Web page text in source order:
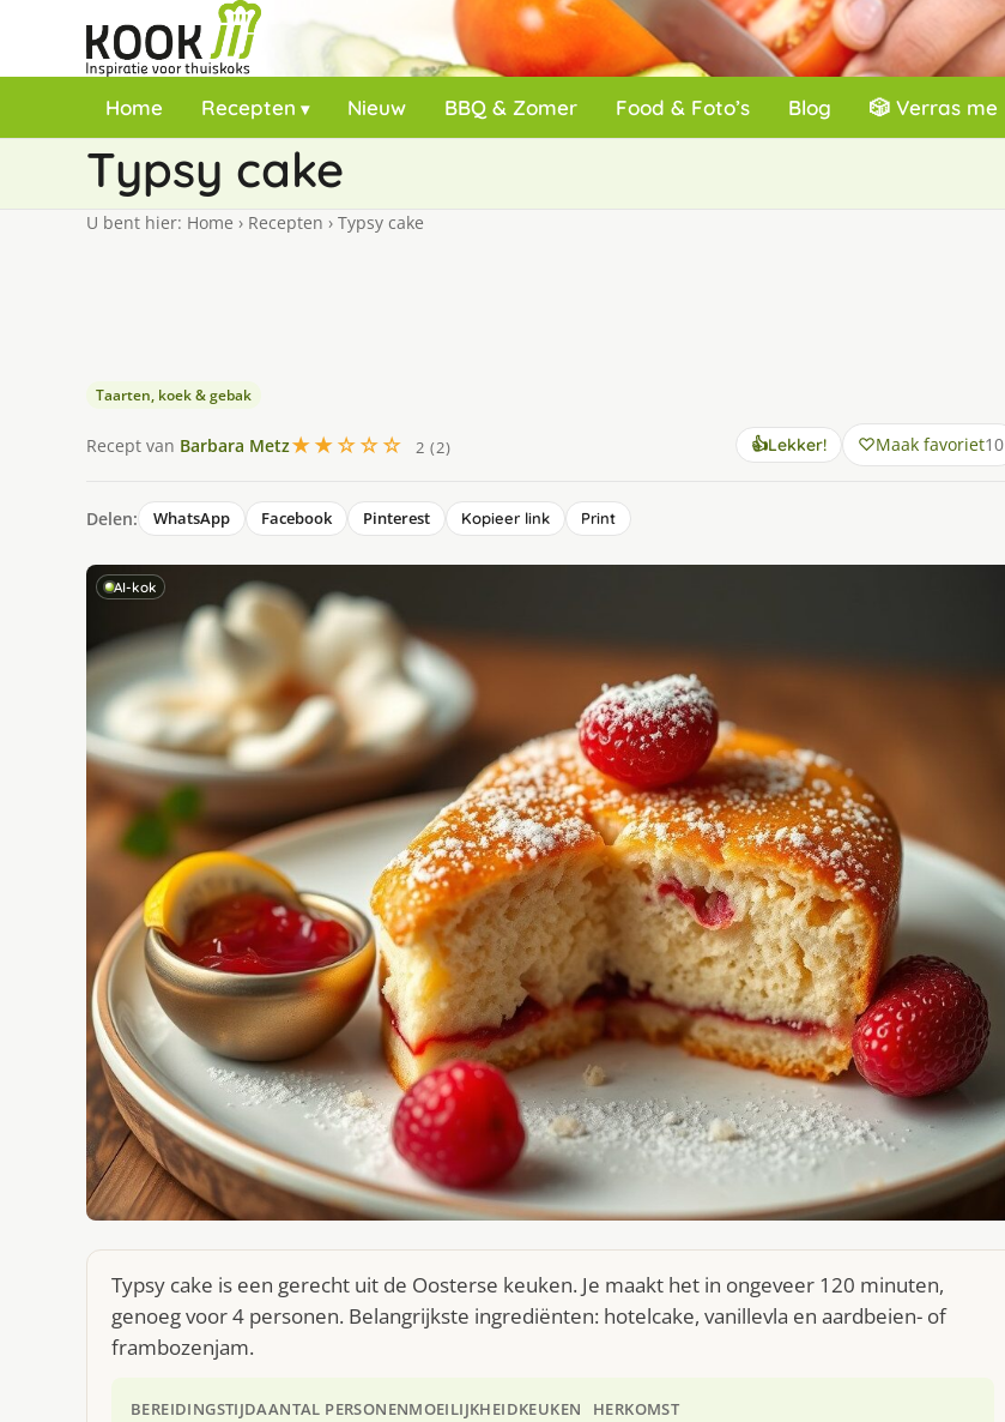
Home Recepten Nieuw BBQ & Zomer Food & Foto’s Blog 🎲 Verras me
Typsy cake
U bent hier: Home › Recepten › Typsy cake
Taarten, koek & gebak
Recept van Barbara Metz★★☆☆☆ 2 (2) 👍Lekker! Maak favoriet10
Delen: WhatsApp Facebook Pinterest Kopieer link Print
AI-kok
Typsy cake is een gerecht uit de Oosterse keuken. Je maakt het in ongeveer 120 minuten,
genoeg voor 4 personen. Belangrijkste ingrediënten: hotelcake, vanillevla en aardbeien- of
frambozenjam.
BEREIDINGSTIJDAANTAL PERSONENMOEILIJKHEIDKEUKEN HERKOMST